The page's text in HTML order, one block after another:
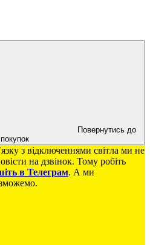
Повернутись до
покупок
з відключеннями світла ми не
на дзвінок. Тому робіть
в Телеграм. А ми